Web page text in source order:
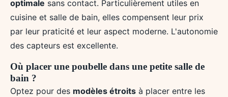
optimale sans contact. Particulièrement utiles en
cuisine et salle de bain, elles compensent leur prix
par leur praticité et leur aspect moderne. L'autonomie
des capteurs est excellente.
Où placer une poubelle dans une petite salle de
bain ?
Optez pour des modèles étroits à placer entre les